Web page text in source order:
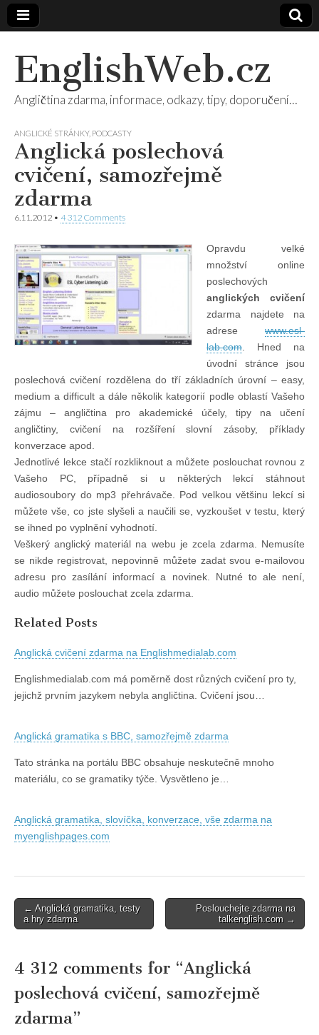
EnglishWeb.cz
Angličtina zdarma, informace, odkazy, tipy, doporučení…
ANGLICKÉ STRÁNKY, PODCASTY
Anglická poslechová
cvičení, samozřejmě
zdarma
6.11.2012 • 4 312 Comments
Opravdu velké
množství online
poslechových
anglických cvičení
zdarma najdete na
adrese www.esl-
lab.com . Hned na
úvodní stránce jsou
poslechová cvičení rozdělena do tří základních úrovní – easy,
medium a difficult a dále několik kategorií podle oblastí Vašeho
zájmu – angličtina pro akademické účely, tipy na učení
angličtiny, cvičení na rozšíření slovní zásoby, příklady
konverzace apod.
Jednotlivé lekce stačí rozkliknout a můžete poslouchat rovnou z
Vašeho PC, případně si u některých lekcí stáhnout
audiosoubory do mp3 přehrávače. Pod velkou většinu lekcí si
můžete vše, co jste slyšeli a naučili se, vyzkoušet v testu, který
se ihned po vyplnění vyhodnotí.
Veškerý anglický materiál na webu je zcela zdarma. Nemusíte
se nikde registrovat, nepovinně můžete zadat svou e-mailovou
adresu pro zasílání informací a novinek. Nutné to ale není,
audio můžete poslouchat zcela zdarma.
Related Posts
Anglická cvičení zdarma na Englishmedialab.com
Englishmedialab.com má poměrně dost různých cvičení pro ty,
jejichž prvním jazykem nebyla angličtina. Cvičení jsou…
Anglická gramatika s BBC, samozřejmě zdarma
Tato stránka na portálu BBC obsahuje neskutečně mnoho
materiálu, co se gramatiky týče. Vysvětleno je…
Anglická gramatika, slovíčka, konverzace, vše zdarma na
myenglishpages.com
Post
navigation
← Anglická gramatika, testy
a hry zdarma
Poslouchejte zdarma na
talkenglish.com →
4 312 comments for “Anglická
poslechová cvičení, samozřejmě
zdarma”